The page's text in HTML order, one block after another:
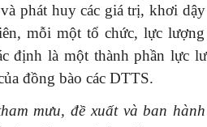
phát huy các giá trị, khơi
mỗi một tổ chức, lực
định là một thành phần lực
đồng bào các DTTS.
mưu, đề xuất và ban